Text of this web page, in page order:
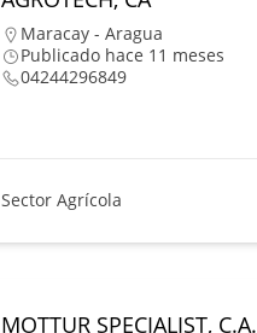
Maracay - Aragua
Publicado hace 11 meses
04244296849
Sector Agrícola
MOTTUR SPECIALIST, C.A.